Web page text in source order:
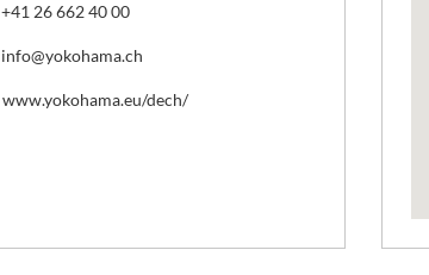
+41 26 662 40 00
info@yokohama.ch
www.yokohama.eu/dech/